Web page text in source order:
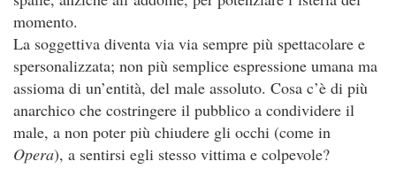
momento.
La soggettiva diventa via via sempre più spettacolare e
spersonalizzata; non più semplice espressione umana ma
assioma di un’entità, del male assoluto. Cosa c’è di più
anarchico che costringere il pubblico a condividere il
male, a non poter più chiudere gli occhi (come in
Opera), a sentirsi egli stesso vittima e colpevole?